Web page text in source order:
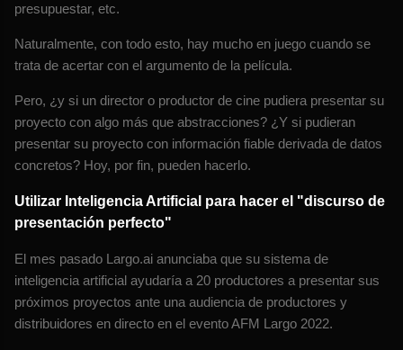
presupuestar, etc.
Naturalmente, con todo esto, hay mucho en juego cuando se
trata de acertar con el argumento de la película.
Pero, ¿y si un director o productor de cine pudiera presentar su
proyecto con algo más que abstracciones? ¿Y si pudieran
presentar su proyecto con información fiable derivada de datos
concretos? Hoy, por fin, pueden hacerlo.
Utilizar Inteligencia Artificial para hacer el "discurso de
presentación perfecto"
El mes pasado Largo.ai anunciaba que su sistema de
inteligencia artificial ayudaría a 20 productores a presentar sus
próximos proyectos ante una audiencia de productores y
distribuidores en directo en el evento AFM Largo 2022.